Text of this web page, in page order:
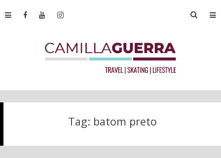
Tag: batom preto